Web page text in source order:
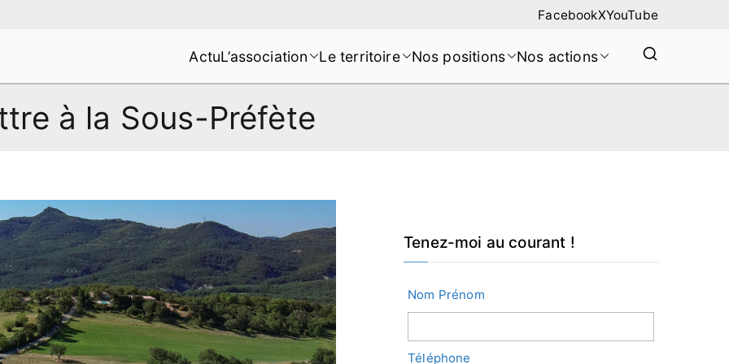
FacebookXYouTube
de la Montagne de Lure
ActuL’association Le territoire Nos positions Nos actions
à la Sous-Préfète
Tenez-moi au courant !
Nom Prénom
Téléphone